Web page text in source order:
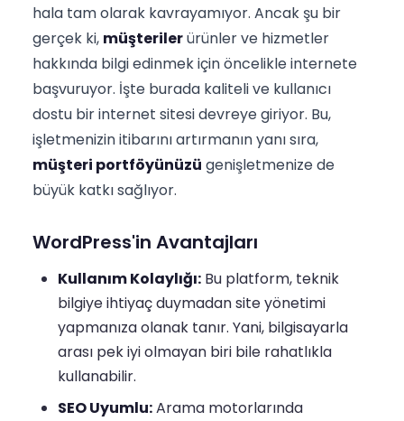
hala tam olarak kavrayamıyor. Ancak şu bir
gerçek ki, müşterilerürünler ve hizmetler
hakkında bilgi edinmek için öncelikle internete
başvuruyor. İşte burada kaliteli ve kullanıcı
dostu bir internet sitesi devreye giriyor. Bu,
işletmenizin itibarını artırmanın yanı sıra,
müşteri portföyünüzü genişletmenize de
büyük katkı sağlıyor.
WordPress'in Avantajları
Kullanım Kolaylığı: Bu platform, teknik
bilgiye ihtiyaç duymadan site yönetimi
yapmanıza olanak tanır. Yani, bilgisayarla
arası pek iyi olmayan biri bile rahatlıkla
kullanabilir.
SEO Uyumlu:Arama motorlarında